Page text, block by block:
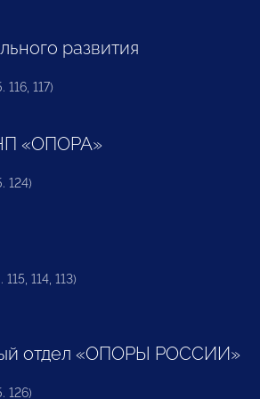
развития
116, 117)
«ОПОРА»
124)
114, 113)
отдел «ОПОРЫ РОССИИ»
126)